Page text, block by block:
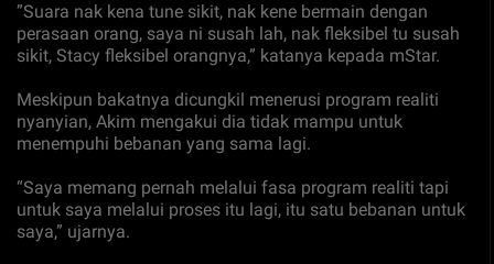
”Suara nak kena tune sikit, nak kene bermain dengan
perasaan orang, saya ni susah lah, nak fleksibel tu susah
sikit, Stacy fleksibel orangnya,” katanya kepada mStar.
Meskipun bakatnya dicungkil menerusi program realiti
nyanyian, Akim mengakui dia tidak mampu untuk
menempuhi bebanan yang sama lagi.
“Saya memang pernah melalui fasa program realiti tapi
untuk saya melalui proses itu lagi, itu satu bebanan untuk
saya,” ujarnya.